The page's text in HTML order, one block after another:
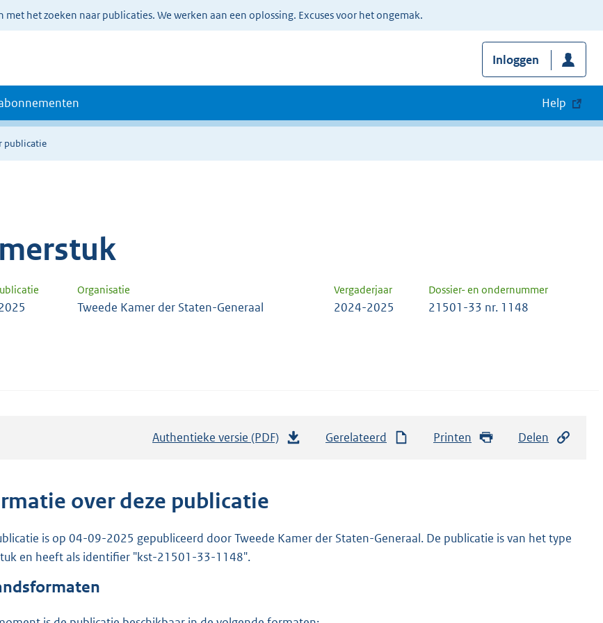
het zoeken naar publicaties. We werken aan een oplossing. Excuses voor het ongemak.
Inloggen
Help
publicatie
Organisatie Vergaderjaar Dossier- en ondernummer
Tweede Kamer der Staten-Generaal 2024-2025 21501-33 nr. 1148
Authentieke versie (PDF)
n
Gerelateerd Printen Delen
over deze publicatie
is op 04-09-2025 gepubliceerd door Tweede Kamer der Staten-Generaal. De publicatie is van het type
en heeft als identifier "kst-21501-33-1148".